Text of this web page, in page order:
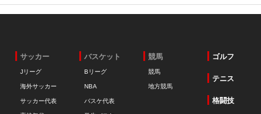
サッカー
Jリーグ
海外サッカー
サッカー代表
バスケット
Bリーグ
NBA
バスケ代表
競馬
競馬
地方競馬
ゴルフ
テニス
格闘技